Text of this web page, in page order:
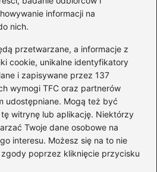
informacji na
nich.
przetwarzane, a informacje z
cookie, unikalne identyfikatory
i zapisywane przez 137
wymogi TFC oraz partnerów
udostępniane. Mogą też być
witrynę lub aplikację. Niektórzy
Twoje dane osobowe na
interesu. Możesz się na to nie
poprzez kliknięcie przycisku
za jazdę bez
Dowiedz się,